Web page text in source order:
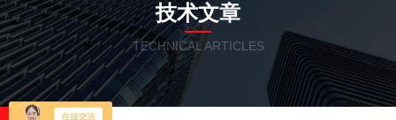
技术文章
TECHNICAL ARTICLES